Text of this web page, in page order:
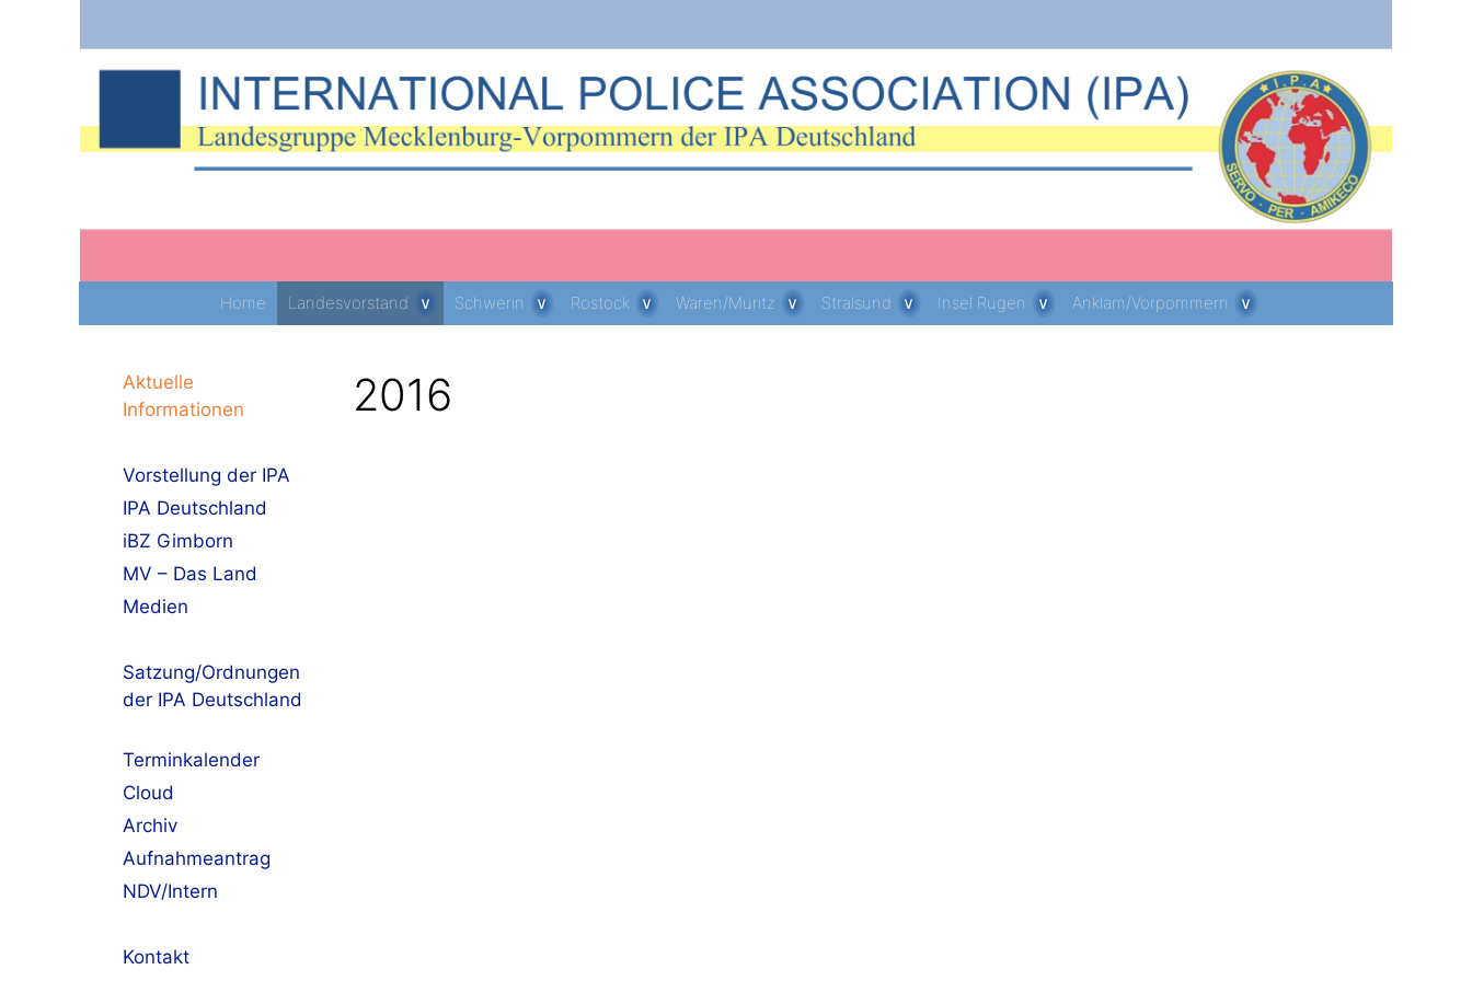
Home Landesvorstand Schwerin Rostock Waren/Müritz Stralsund Insel Rügen Anklam/Vorpommern
2016
Aktuelle
Informationen
Vorstellung der IPA
IPA Deutschland
iBZ Gimborn
MV – Das Land
Medien
Satzung/Ordnungen
der IPA Deutschland
Terminkalender
Cloud
Archiv
Aufnahmeantrag
NDV/Intern
Kontakt